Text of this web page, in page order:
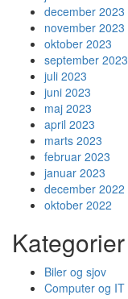
december 2023
november 2023
oktober 2023
september 2023
juli 2023
juni 2023
maj 2023
april 2023
marts 2023
februar 2023
januar 2023
december 2022
oktober 2022
Kategorier
Biler og sjov
Computer og IT